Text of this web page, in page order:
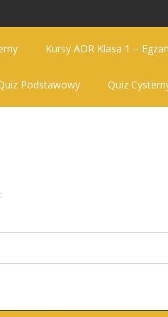
Kursy ADR Klasa 1 –
Podstawowy Quiz